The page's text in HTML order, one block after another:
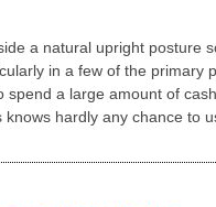
a natural upright posture
in a few of the primary
spend a large amount of
hardly any chance to